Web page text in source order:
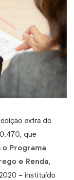
extra do
que
Programa
e Renda,
– instituído